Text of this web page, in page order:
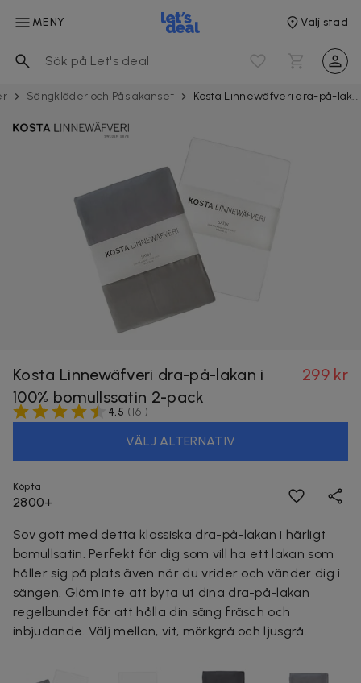
MENY Välj stad
Sängkläder och Påslakanset Kosta Linnewäfveri dra-på-lakan i 100% bomullssatin 2-pack
Kosta Linnewäfveri dra-på-lakan i
100% bomullssatin 2-pack
299 kr
4,5 (161)
VÄLJ ALTERNATIV
Köpta
2800+
Sov gott med detta klassiska dra-på-lakan i härligt
bomullsatin. Perfekt för dig som vill ha ett lakan som
håller sig på plats även när du vrider och vänder dig i
sängen. Glöm inte att byta ut dina dra-på-lakan
regelbundet för att hålla din säng fräsch och
inbjudande. Välj mellan, vit, mörkgrå och ljusgrå.